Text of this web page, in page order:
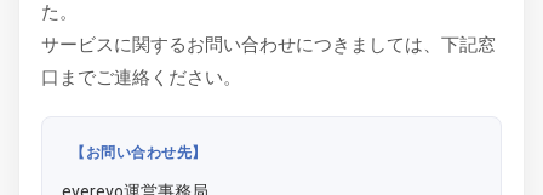
た。
サービスに関するお問い合わせにつきましては、下記窓
口までご連絡ください。
【お問い合わせ先】